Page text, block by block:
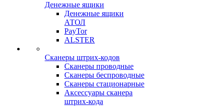
Денежные ящики
Денежные ящики
АТОЛ
PayTor
ALSTER
Сканеры штрих-кодов
Сканеры проводные
Сканеры беспроводные
Сканеры стационарные
Аксессуары сканера
штрих-кода